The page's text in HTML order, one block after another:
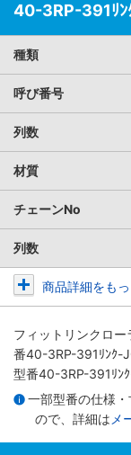
40-3RP-391ﾘﾝ
種類
呼び番号
列数
材質
チェーンNo
列数
商品詳細をも
フィットリンクロ
番40-3RP-391ﾘﾝｸ-
型番40-3RP-391ﾘﾝ
一部型番の仕様
ので、詳細は メ